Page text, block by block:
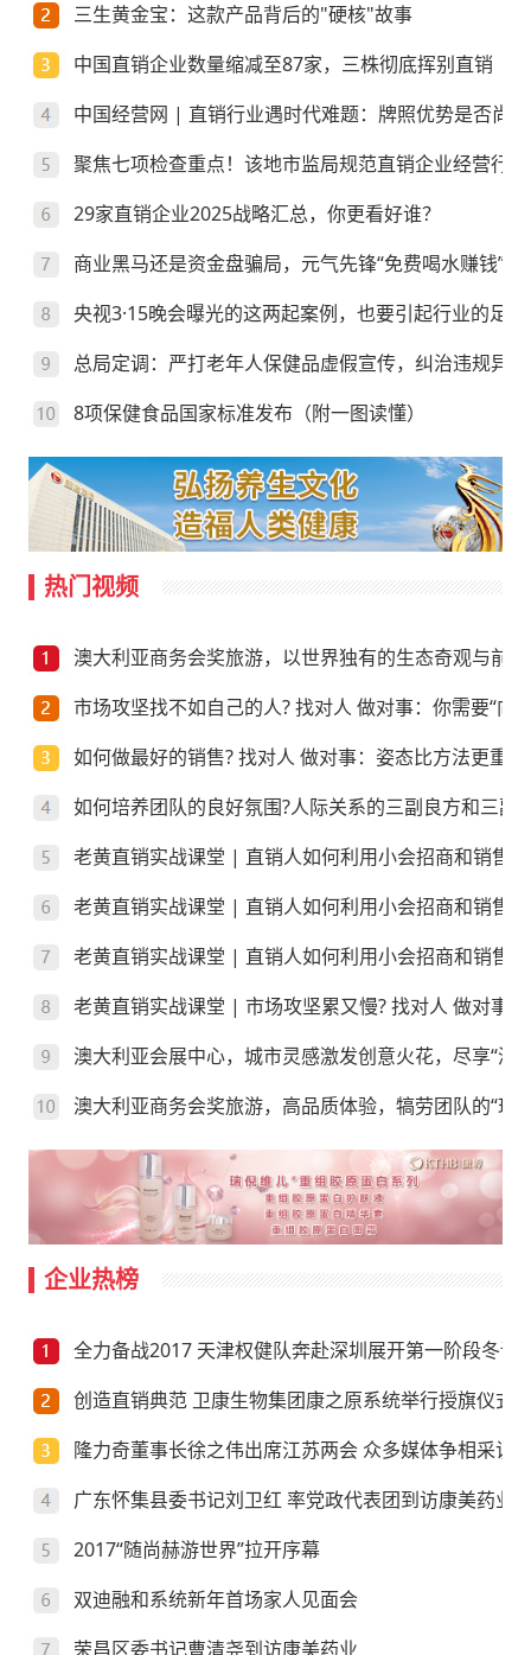
三生黄金宝：这款产品背后的"硬核"故事
中国直销企业数量缩减至87家，三株彻底挥别直销
中国经营网 | 直销行业遇时代难题：牌照优势是否尚存
聚焦七项检查重点！该地市监局规范直销企业经营行为
29家直销企业2025战略汇总，你更看好谁？
商业黑马还是资金盘骗局，元气先锋“免费喝水赚钱”靠
央视3·15晚会曝光的这两起案例，也要引起行业的足
总局定调：严打老年人保健品虚假宣传，纠治违规异
8项保健食品国家标准发布（附一图读懂）
热门视频
澳大利亚商务会奖旅游，以世界独有的生态奇观与前
市场攻坚找不如自己的人? 找对人 做对事：你需要“向
如何做最好的销售? 找对人 做对事：姿态比方法更重要!
如何培养团队的良好氛围?人际关系的三副良方和三副
老黄直销实战课堂 | 直销人如何利用小会招商和销售
老黄直销实战课堂 | 直销人如何利用小会招商和销售
老黄直销实战课堂 | 直销人如何利用小会招商和销售
老黄直销实战课堂 | 市场攻坚累又慢? 找对人 做对事
澳大利亚会展中心，城市灵感激发创意火花，尽享“澳”
澳大利亚商务会奖旅游，高品质体验，犒劳团队的“玩”
企业热榜
全力备战2017 天津权健队奔赴深圳展开第一阶段冬训
创造直销典范 卫康生物集团康之原系统举行授旗仪式
隆力奇董事长徐之伟出席江苏两会 众多媒体争相采访
广东怀集县委书记刘卫红 率党政代表团到访康美药业
2017“随尚赫游世界”拉开序幕
双迪融和系统新年首场家人见面会
荣昌区委书记曹清尧到访康美药业